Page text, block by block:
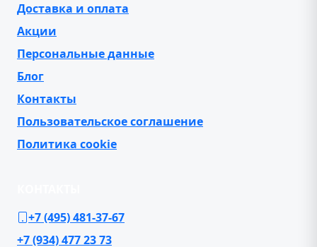
Доставка и оплата
Акции
Персональные данные
Блог
Контакты
Пользовательское соглашение
Политика cookie
+7 (495) 481-37-67
+7 (934) 477 23 73